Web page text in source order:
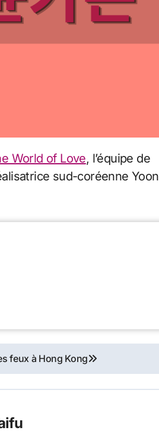
World of Love, l’équipe de
sud-coréenne Yoon
feux à Hong Kong